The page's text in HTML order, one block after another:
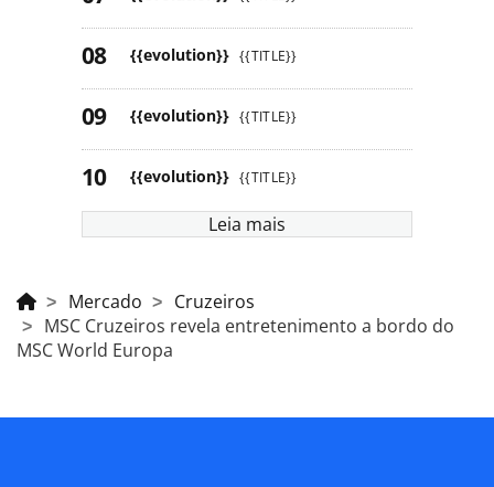
{{evolution}} {{TITLE}}
{{evolution}} {{TITLE}}
{{evolution}} {{TITLE}}
Leia mais
Mercado
Cruzeiros
MSC Cruzeiros revela entretenimento a bordo do
MSC World Europa